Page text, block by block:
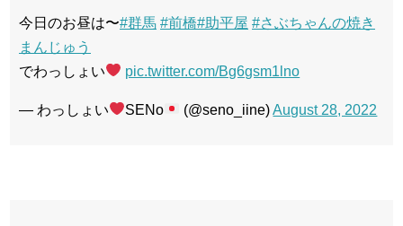
今日のお昼は〜#群馬 #前橋#助平屋 #さぶちゃんの焼き
まんじゅう
でわっしょい
pic.twitter.com/Bg6gsm1lno
— わっしょい SENo (@seno_iine)August 28, 2022